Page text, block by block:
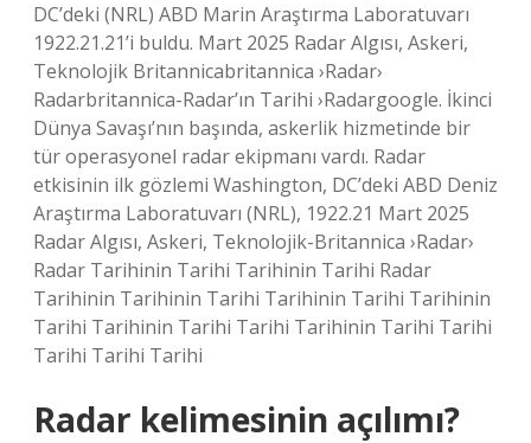
DC’deki (NRL) ABD Marin Araştırma Laboratuvarı
1922.21.21’i buldu. Mart 2025 Radar Algısı, Askeri,
Teknolojik Britannicabritannica ›Radar›
Radarbritannica-Radar’ın Tarihi ›Radargoogle. İkinci
Dünya Savaşı’nın başında, askerlik hizmetinde bir
tür operasyonel radar ekipmanı vardı. Radar
etkisinin ilk gözlemi Washington, DC’deki ABD Deniz
Araştırma Laboratuvarı (NRL), 1922.21 Mart 2025
Radar Algısı, Askeri, Teknolojik-Britannica ›Radar›
Radar Tarihinin Tarihi Tarihinin Tarihi Radar
Tarihinin Tarihinin Tarihi Tarihinin Tarihi Tarihinin
Tarihi Tarihinin Tarihi Tarihi Tarihinin Tarihi Tarihi
Tarihi Tarihi Tarihi
Radar kelimesinin açılımı?